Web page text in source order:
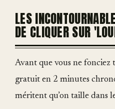
LES
DE CLIQUER SUR
Avant que vous ne fonciez
gratuit en 2 minutes
méritent qu’on taille dans